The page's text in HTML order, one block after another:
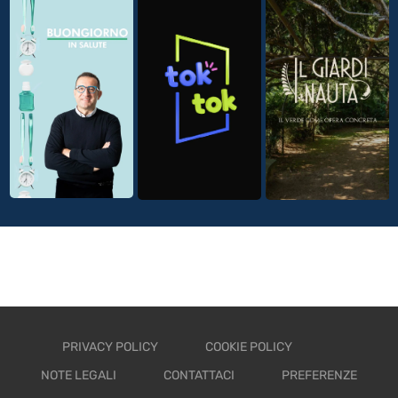
PRIVACY POLICY
COOKIE POLICY
NOTE LEGALI
CONTATTACI PREFERENZE